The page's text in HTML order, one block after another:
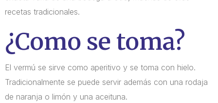
recetas tradicionales.
¿Como se toma?
El vermú se sirve como aperitivo y se toma con hielo.
Tradicionalmente se puede servir además con una rodaja
de naranja o limón y una aceituna.